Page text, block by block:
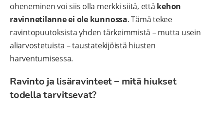
oheneminen voi siis olla merkki siitä, että kehon
ravinnetilanne ei ole kunnossa. Tämä tekee
ravintopuutoksista yhden tärkeimmistä – mutta usein
aliarvostetuista – taustatekijöistä hiusten
harventumisessa.
Ravinto ja lisäravinteet – mitä hiukset
todella tarvitsevat?